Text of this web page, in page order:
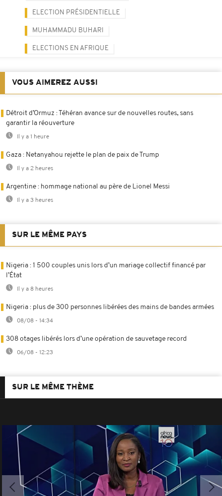
ELECTION PRÉSIDENTIELLE
MUHAMMADU BUHARI
ELECTIONS EN AFRIQUE
VOUS AIMEREZ AUSSI
Détroit d’Ormuz : Téhéran avance sur de nouvelles routes, sans
garantir la réouverture
Il y a 1 heure
Gaza : Netanyahou rejette le plan de paix de Trump
Il y a 2 heures
Argentine : hommage national au père de Lionel Messi
Il y a 3 heures
SUR LE MÊME PAYS
Nigeria : 1 500 couples unis lors d’un mariage collectif financé par
l’État
Il y a 8 heures
Nigeria : plus de 300 personnes libérées des mains de bandes armées
08/08 - 14:34
308 otages libérés lors d’une opération de sauvetage record
06/08 - 12:23
SUR LE MÊME THÈME